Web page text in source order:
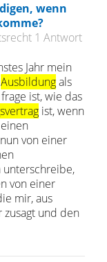
wenn
1 Antwort
Jahr mein
Ausbildungals
ist, wie das
ist, wenn
von einer
von einer
mir, aus
und den